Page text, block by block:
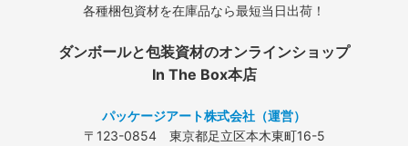
各種梱包資材を在庫品なら最短当日出荷！
ダンボールと包装資材のオンラインショップ
In The Box本店
パッケージアート株式会社（運営）
〒123-0854 東京都足立区本木東町16-5